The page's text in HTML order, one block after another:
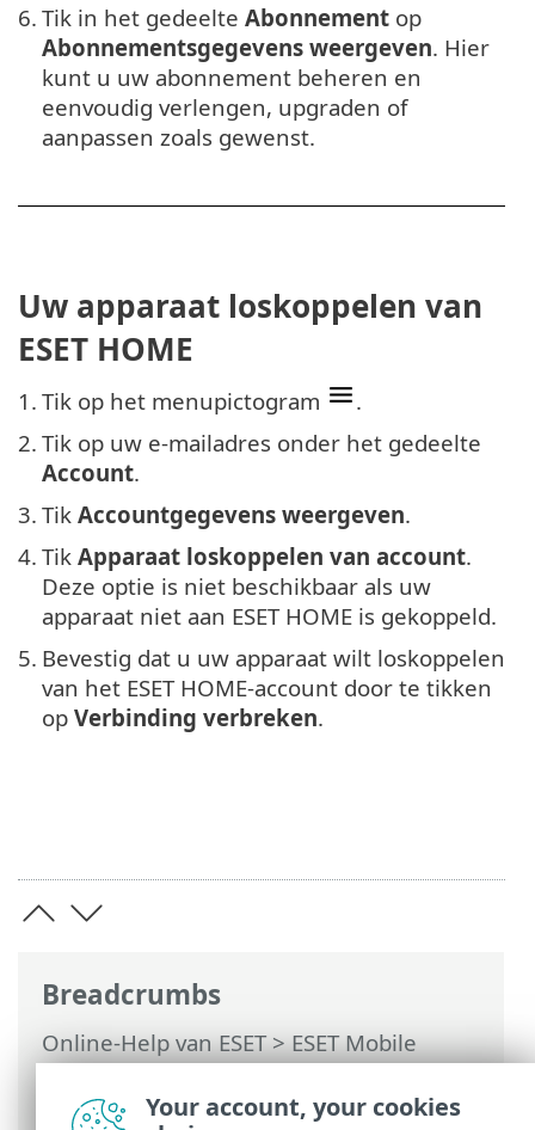
Breadcrumbs
Online-Help van ESET>ESET Mobile
Security>Werken met ESET Mobile
Security > Koppeling maken met ESET
6. Tik in het gedeelte Abonnement op
Abonnementsgegevens weergeven. Hier
kunt u uw abonnement beheren en
eenvoudig verlengen, upgraden of
aanpassen zoals gewenst.
Uw apparaat loskoppelen van
ESET HOME
1. Tik op het menupictogram
.
2. Tik op uw e-mailadres onder het gedeelte
Account.
3. Tik Accountgegevens weergeven.
4. Tik Apparaat loskoppelen van account.
Deze optie is niet beschikbaar als uw
apparaat niet aan ESET HOME is gekoppeld.
5. Bevestig dat u uw apparaat wilt loskoppelen
van het ESET HOME-account door te tikken
op Verbinding verbreken.
Your account, your cookies